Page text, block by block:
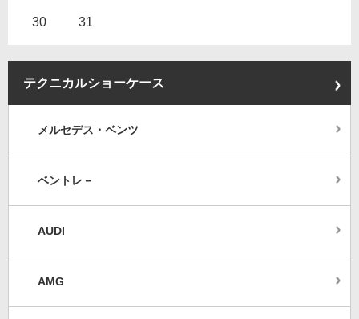
30 31
テクニカルショーケース
メルセデス・ベンツ
ベントレ－
AUDI
AMG